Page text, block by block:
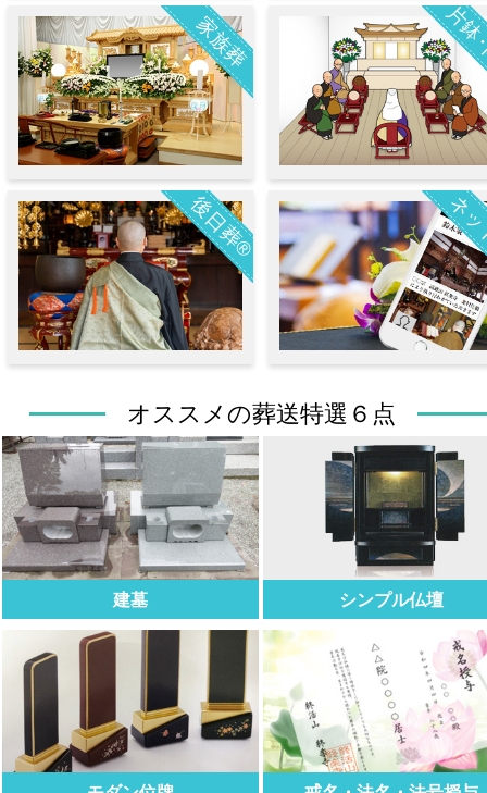
家族葬 片
後日葬® ネ
オススメの葬送特選６点
建墓 シンプル仏壇